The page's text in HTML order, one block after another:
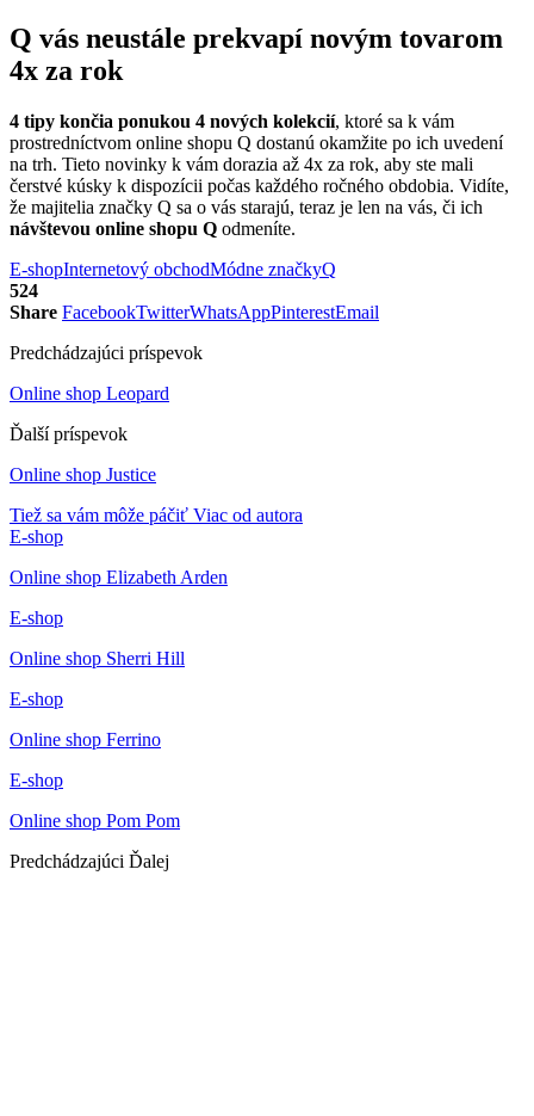
Q vás neustále prekvapí novým tovarom
4x za rok
4 tipy končia ponukou 4 nových kolekcií, ktoré sa k vám
prostredníctvom online shopu Q dostanú okamžite po ich uvedení
na trh. Tieto novinky k vám dorazia až 4x za rok, aby ste mali
čerstvé kúsky k dispozícii počas každého ročného obdobia. Vidíte,
že majitelia značky Q sa o vás starajú, teraz je len na vás, či ich
návštevou online shopu Q odmeníte.
E-shopInternetový obchodMódne značkyQ
524
Share FacebookTwitterWhatsAppPinterestEmail
Predchádzajúci príspevok
Online shop Leopard
Ďalší príspevok
Online shop Justice
Tiež sa vám môže páčiť Viac od autora
E-shop
Online shop Elizabeth Arden
E-shop
Online shop Sherri Hill
E-shop
Online shop Ferrino
E-shop
Online shop Pom Pom
Predchádzajúci Ďalej